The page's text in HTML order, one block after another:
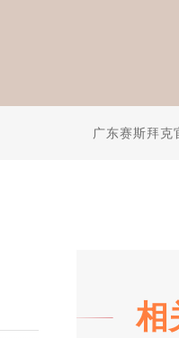
广东赛斯拜克
相